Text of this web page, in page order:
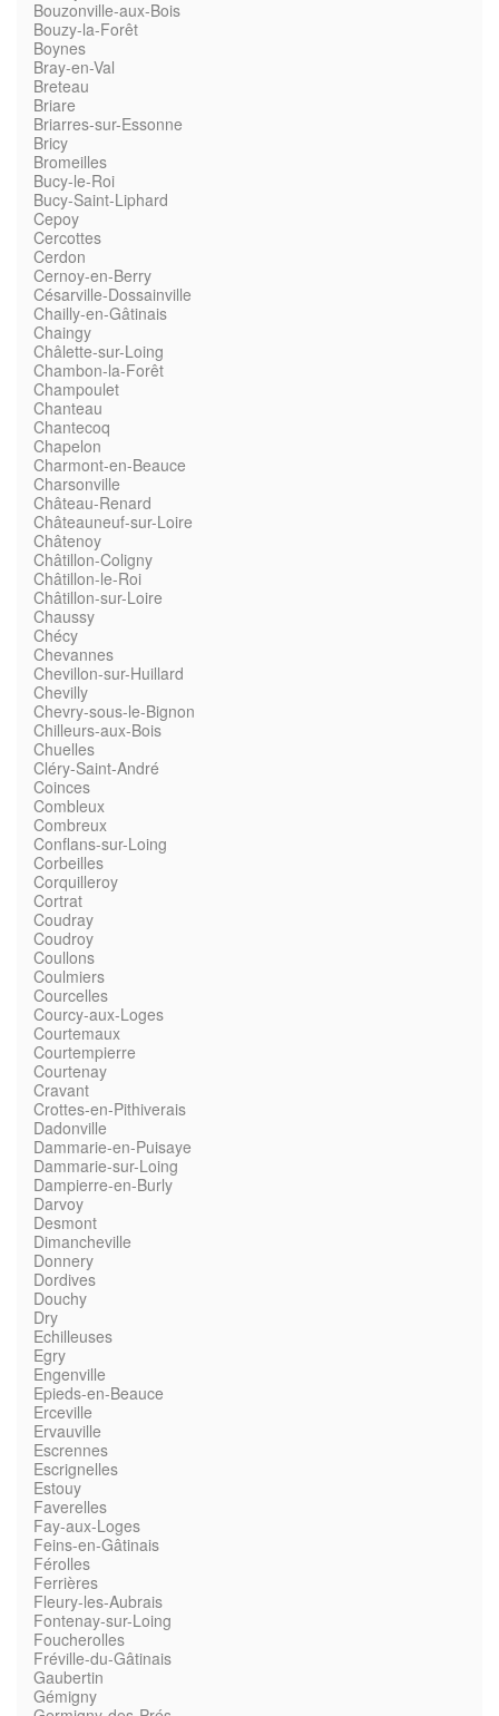
Bouzonville-aux-Bois
Bouzy-la-Forêt
Boynes
Bray-en-Val
Breteau
Briare
Briarres-sur-Essonne
Bricy
Bromeilles
Bucy-le-Roi
Bucy-Saint-Liphard
Cepoy
Cercottes
Cerdon
Cernoy-en-Berry
Césarville-Dossainville
Chailly-en-Gâtinais
Chaingy
Châlette-sur-Loing
Chambon-la-Forêt
Champoulet
Chanteau
Chantecoq
Chapelon
Charmont-en-Beauce
Charsonville
Château-Renard
Châteauneuf-sur-Loire
Châtenoy
Châtillon-Coligny
Châtillon-le-Roi
Châtillon-sur-Loire
Chaussy
Chécy
Chevannes
Chevillon-sur-Huillard
Chevilly
Chevry-sous-le-Bignon
Chilleurs-aux-Bois
Chuelles
Cléry-Saint-André
Coinces
Combleux
Combreux
Conflans-sur-Loing
Corbeilles
Corquilleroy
Cortrat
Coudray
Coudroy
Coullons
Coulmiers
Courcelles
Courcy-aux-Loges
Courtemaux
Courtempierre
Courtenay
Cravant
Crottes-en-Pithiverais
Dadonville
Dammarie-en-Puisaye
Dammarie-sur-Loing
Dampierre-en-Burly
Darvoy
Desmont
Dimancheville
Donnery
Dordives
Douchy
Dry
Echilleuses
Egry
Engenville
Epieds-en-Beauce
Erceville
Ervauville
Escrennes
Escrignelles
Estouy
Faverelles
Fay-aux-Loges
Feins-en-Gâtinais
Férolles
Ferrières
Fleury-les-Aubrais
Fontenay-sur-Loing
Foucherolles
Fréville-du-Gâtinais
Gaubertin
Gémigny